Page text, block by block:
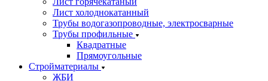
Лист холоднокатанный
Трубы водогазопроводные, электросварные
Трубы профильные
Квадратные
Прямоугольные
Стройматериалы
ЖБИ